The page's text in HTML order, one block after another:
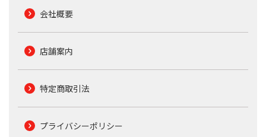
会社概要
店舗案内
特定商取引法
プライバシーポリシー